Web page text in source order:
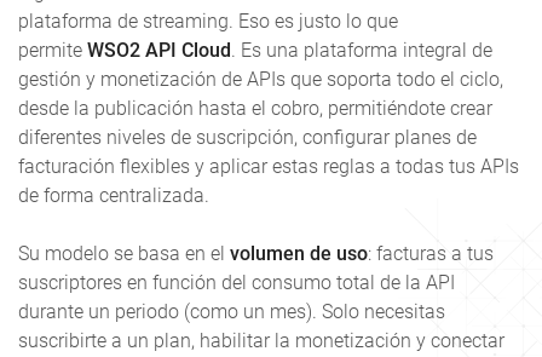
plataforma de streaming. Eso es justo lo que
permite WSO2 API Cloud. Es una plataforma integral de
gestión y monetización de APIs que soporta todo el ciclo,
desde la publicación hasta el cobro, permitiéndote crear
diferentes niveles de suscripción, configurar planes de
facturación flexibles y aplicar estas reglas a todas tus APIs
de forma centralizada.
Su modelo se basa en el volumen de uso: facturas a tus
suscriptores en función del consumo total de la API
durante un periodo (como un mes). Solo necesitas
suscribirte a un plan, habilitar la monetización y conectar